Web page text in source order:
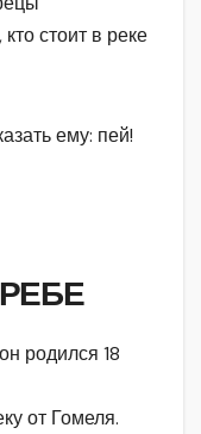
стоит в реке
ему: пей!
родился 18
от Гомеля.